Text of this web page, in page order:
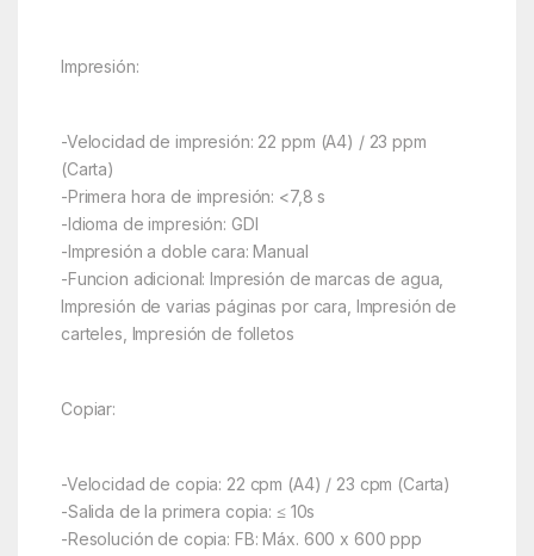
Impresión:
-Velocidad de impresión: 22 ppm (A4) / 23 ppm
(Carta)
-Primera hora de impresión: <7,8 s
-Idioma de impresión: GDI
-Impresión a doble cara: Manual
-Funcion adicional: Impresión de marcas de agua,
Impresión de varias páginas por cara, Impresión de
carteles, Impresión de folletos
Copiar:
-Velocidad de copia: 22 cpm (A4) / 23 cpm (Carta)
-Salida de la primera copia: ≤ 10s
-Resolución de copia: FB: Máx. 600 x 600 ppp